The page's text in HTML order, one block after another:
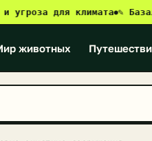
для климата●✎
животных